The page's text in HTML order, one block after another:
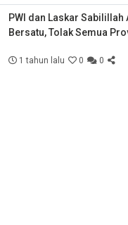
PWI dan Laskar Sabilillah
Bersatu, Tolak Semua
1 tahun lalu 0 0